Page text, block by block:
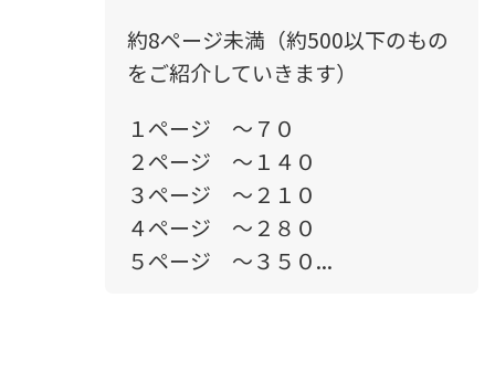
約8ページ未満（約500以下のもの
をご紹介していきます）
１ページ ～７０
２ページ ～１４０
３ページ ～２１０
４ページ ～２８０
５ページ ～３５０...